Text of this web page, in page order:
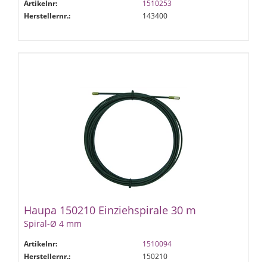
Artikelnr:
1510253
Herstellernr.:
143400
Haupa 150210 Einziehspirale 30 m
Spiral-Ø 4 mm
Artikelnr:
1510094
Herstellernr.:
150210